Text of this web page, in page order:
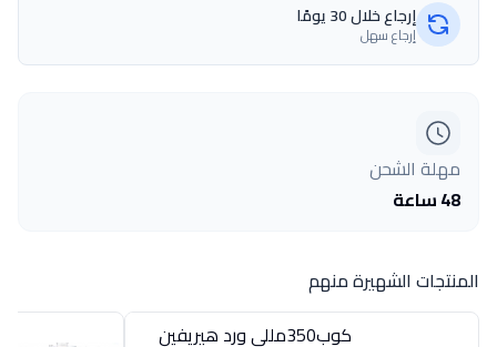
إرجاع خلال 30 يومًا
إرجاع سهل
مهلة الشحن
48 ساعة
المنتجات الشهيرة منهم
كوب350مللى ورد هيريفين